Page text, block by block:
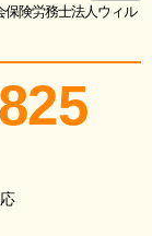
保険労務士法人ウィル